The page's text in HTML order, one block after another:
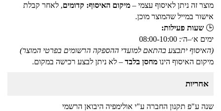
מוצר זה ניתן לאיסוף עצמי – מיקום האיסוף: קדומים, לאחר קבלת
אישור במייל שהמוצר מוכן.
🕒 שעות פעילות:
ימים א׳–ה׳: 08:00-10:00
(האיסוף יתבצע בהתאם למועדי ההספקה הרשומים בפרטי המוצר)
מיקום האיסוף הינו מחסן בלבד – לא ניתן לבצע רכישה במקום.
אחריות
שנה ע"פ תקנון החברה ע"י אולימפיה היבואן הרשמי